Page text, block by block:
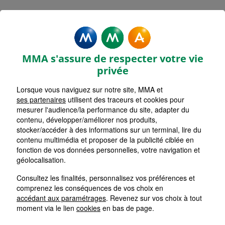
Assurance Occitanie Assurance Lot (46)
MMA s'assure de respecter votre vie
privée
Lorsque vous naviguez sur notre site, MMA et
ses partenaires utilisent des traceurs et cookies pour
mesurer l'audience/la performance du site, adapter du
contenu, développer/améliorer nos produits,
stocker/accéder à des informations sur un terminal, lire du
contenu multimédia et proposer de la publicité ciblée en
fonction de vos données personnelles, votre navigation et
géolocalisation.
Consultez les finalités, personnalisez vos préférences et
comprenez les conséquences de vos choix en
accédant aux paramétrages. Revenez sur vos choix à tout
moment via le lien cookies en bas de page.